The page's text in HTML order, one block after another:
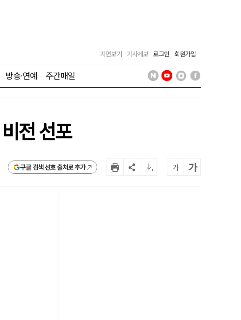
지면보기 기사제보 로그인 회원가입
방송·연예 주간매일
전 선포
구글 검색 선호 출처로 추가 가 가